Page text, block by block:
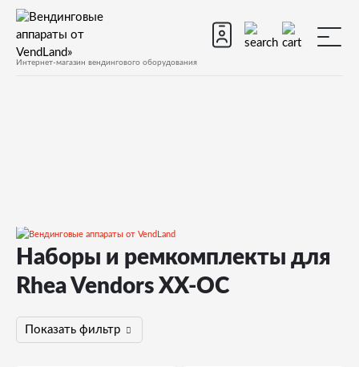
Интернет-магазин вендингового оборудования
Запчасти
Запчасти для вендинговых автоматов
Запчасти для вендинговых автоматов Rhea Vendors
Наборы и ремкомплекты для
Rhea Vendors XX-OC
Показать фильтр